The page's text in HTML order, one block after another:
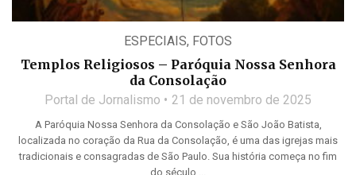
ESPECIAIS, FOTOS
Templos Religiosos – Paróquia Nossa Senhora
da Consolação
Portal de Jornalismo 21 de novembro de 2025
A Paróquia Nossa Senhora da Consolação e São João Batista,
localizada no coração da Rua da Consolação, é uma das igrejas mais
tradicionais e consagradas de São Paulo. Sua história começa no fim
do século ...